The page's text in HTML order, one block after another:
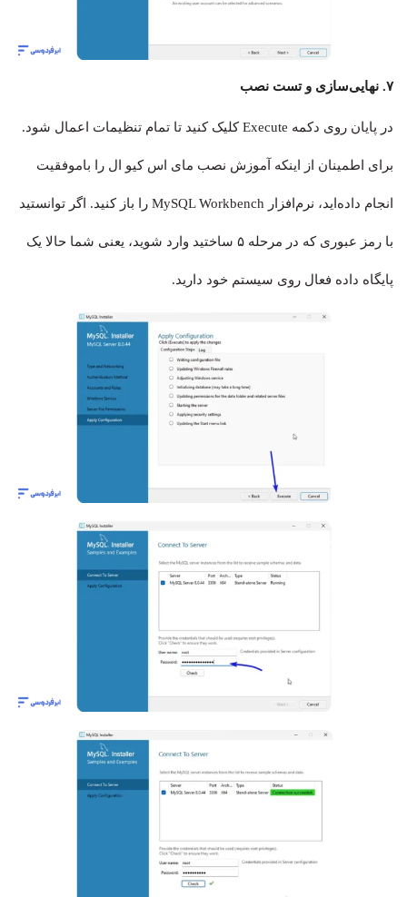
۷. نهایی‌سازی و تست نصب
در پایان روی دکمه Execute کلیک کنید تا تمام تنظیمات اعمال شود.
برای اطمینان از اینکه آموزش نصب مای اس کیو ال را باموفقیت
انجام داده‌اید، نرم‌افزار MySQL Workbench را باز کنید. اگر توانستید
با رمز عبوری که در مرحله ۵ ساختید وارد شوید، یعنی شما حالا یک
پایگاه داده فعال روی سیستم خود دارید.